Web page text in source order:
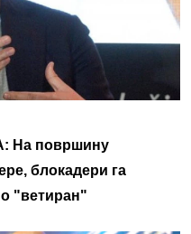
На површину
блокадери га
"ветиран"